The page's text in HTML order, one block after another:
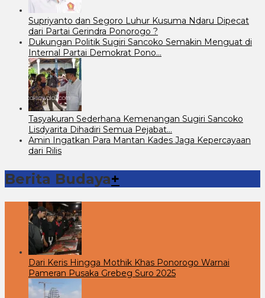
Supriyanto dan Segoro Luhur Kusuma Ndaru Dipecat
dari Partai Gerindra Ponorogo ?
Dukungan Politik Sugiri Sancoko Semakin Menguat di
Internal Partai Demokrat Pono…
Tasyakuran Sederhana Kemenangan Sugiri Sancoko
Lisdyarita Dihadiri Semua Pejabat…
Amin Ingatkan Para Mantan Kades Jaga Kepercayaan
dari Rilis
Berita Budaya+
Dari Keris Hingga Mothik Khas Ponorogo Warnai
Pameran Pusaka Grebeg Suro 2025